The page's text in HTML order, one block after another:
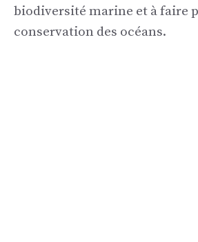
biodiversité marine et à faire
conservation des océans.